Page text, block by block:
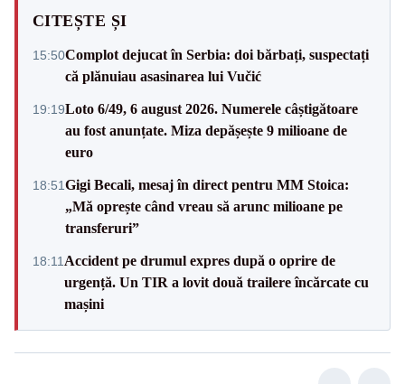
CITEȘTE ȘI
15:50Complot dejucat în Serbia: doi bărbați, suspectați
că plănuiau asasinarea lui Vučić
19:19Loto 6/49, 6 august 2026. Numerele câștigătoare
au fost anunțate. Miza depășește 9 milioane de
euro
18:51Gigi Becali, mesaj în direct pentru MM Stoica:
„Mă oprește când vreau să arunc milioane pe
transferuri”
18:11 Accident pe drumul expres după o oprire de
urgență. Un TIR a lovit două trailere încărcate cu
mașini